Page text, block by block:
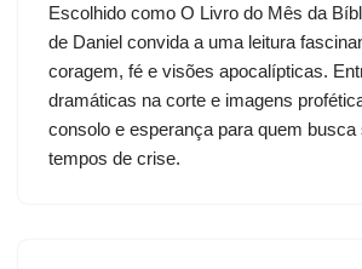
Escolhido como O Livro do Mês da
de Daniel convida a uma leitura
coragem, fé e visões apocalípticas.
dramáticas na corte e imagens
consolo e esperança para quem busca
tempos de crise.